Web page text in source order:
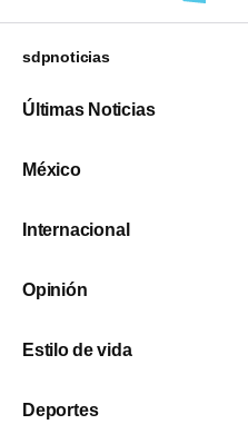
sdpnoticias
Últimas Noticias
México
Internacional
Opinión
Estilo de vida
Deportes